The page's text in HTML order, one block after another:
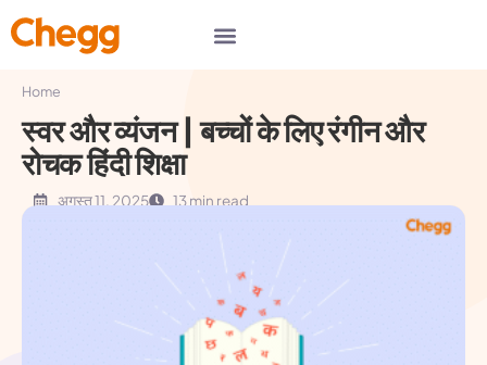
Home
स्वर और व्यंजन | बच्चों के लिए रंगीन और
रोचक हिंदी शिक्षा
अगस्त 11, 2025 13 min read